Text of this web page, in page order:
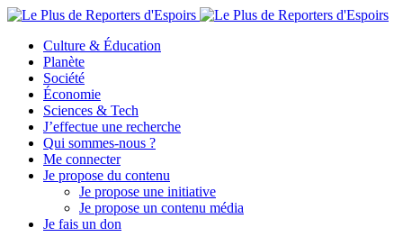
Culture & Éducation
Planète
Société
Économie
Sciences & Tech
J’effectue une recherche
Qui sommes-nous ?
Me connecter
Je propose du contenu
Je propose une initiative
Je propose un contenu média
Je fais un don